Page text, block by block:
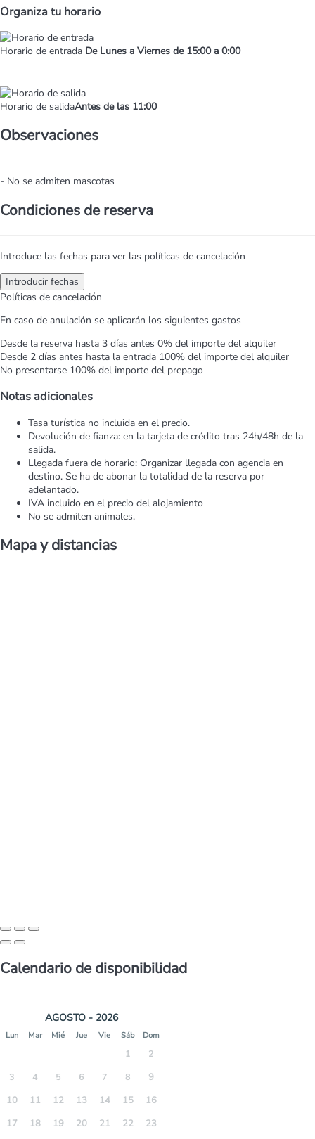
Organiza tu horario
Horario de entrada De Lunes a Viernes de 15:00 a 0:00
Horario de salidaAntes de las 11:00
Observaciones
- No se admiten mascotas
Condiciones de reserva
Introduce las fechas para ver las políticas de cancelación
Introducir fechas
Políticas de cancelación
En caso de anulación se aplicarán los siguientes gastos
Desde la reserva hasta 3 días antes 0% del importe del alquiler
Desde 2 días antes hasta la entrada 100% del importe del alquiler
No presentarse 100% del importe del prepago
Notas adicionales
Tasa turística no incluida en el precio.
Devolución de fianza: en la tarjeta de crédito tras 24h/48h de la
salida.
Llegada fuera de horario: Organizar llegada con agencia en
destino. Se ha de abonar la totalidad de la reserva por
adelantado.
IVA incluido en el precio del alojamiento
No se admiten animales.
Mapa y distancias
Calendario de disponibilidad
AGOSTO - 2026
Lun Mar Mié Jue Vie Sáb Dom
1 2
3 4 5 6 7 8
9
10
11 12 13 14 15
16
17
18 19 20 21 22
23